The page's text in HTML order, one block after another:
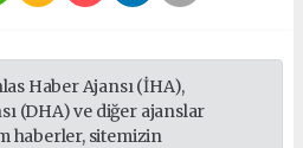
Haber Ajansı (İHA),
(DHA) ve diğer ajanslar
haberler, sitemizin